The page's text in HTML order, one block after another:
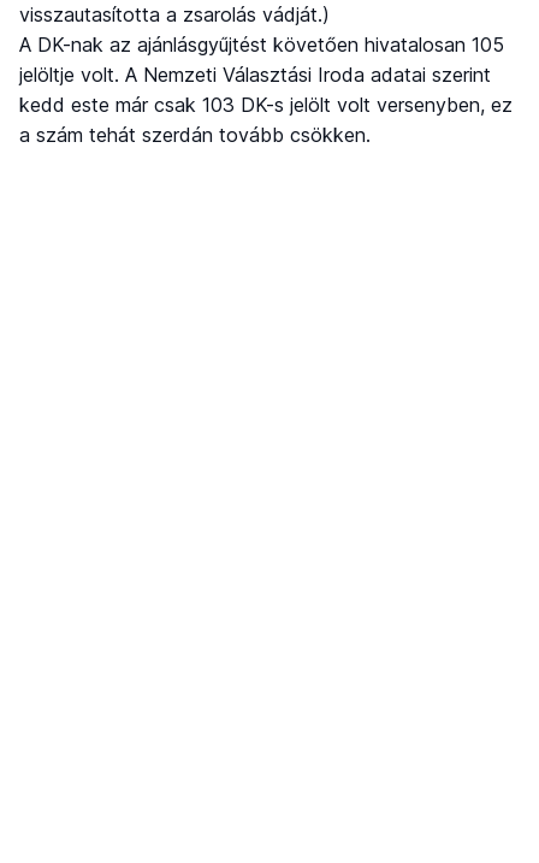
visszautasította a zsarolás vádját.)
A DK-nak az ajánlásgyűjtést követően hivatalosan 105
jelöltje volt. A Nemzeti Választási Iroda adatai szerint
kedd este már csak 103 DK-s jelölt volt versenyben, ez
a szám tehát szerdán tovább csökken.